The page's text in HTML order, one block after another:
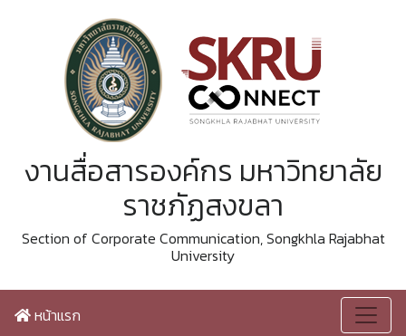
งานสื่อสารองค์กร มหาวิทยาลัย
ราชภัฏสงขลา
Section of Corporate Communication, Songkhla Rajabhat
University
หน้าแรก